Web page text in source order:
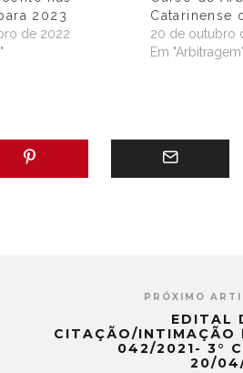
2023
de 2022
Catarinense
20 de outubro
Em "Arbitragem"
PRÓXIMO
EDITAL
CITAÇÃO/INTIMAÇÃO
042/2021- 3°
20/